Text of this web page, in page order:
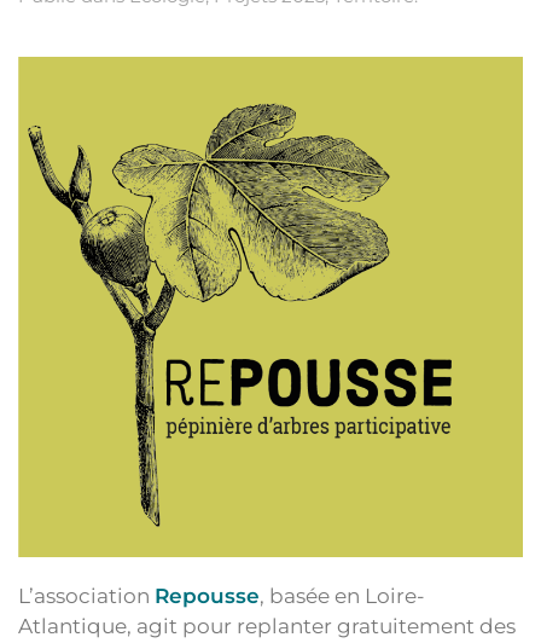
L’association Repousse, basée en Loire-
Atlantique, agit pour replanter gratuitement des